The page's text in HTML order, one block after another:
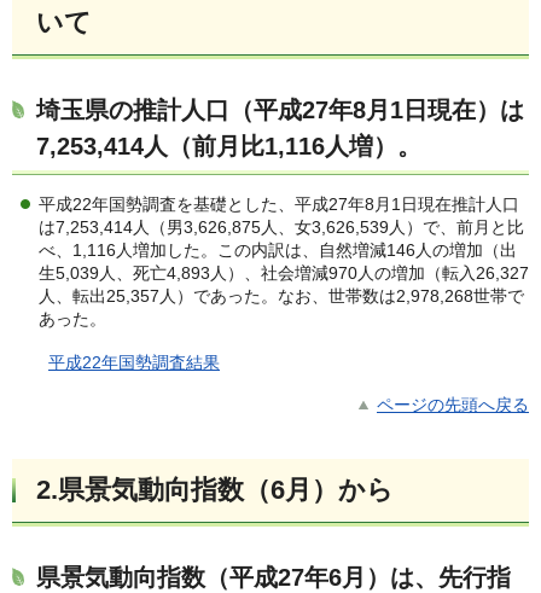
いて
埼玉県の推計人口（平成27年8月1日現在）は
7,253,414人（前月比1,116人増）。
平成22年国勢調査を基礎とした、平成27年8月1日現在推計人口
は7,253,414人（男3,626,875人、女3,626,539人）で、前月と比
べ、1,116人増加した。この内訳は、自然増減146人の増加（出
生5,039人、死亡4,893人）、社会増減970人の増加（転入26,327
人、転出25,357人）であった。なお、世帯数は2,978,268世帯で
あった。
平成22年国勢調査結果
ページの先頭へ戻る
2.県景気動向指数（6月）から
県景気動向指数（平成27年6月）は、先行指